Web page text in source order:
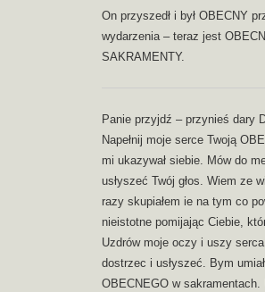
On przyszedł i był OBECNY
wydarzenia – teraz jest
SAKRAMENTY.
Panie przyjdź – przynieś dary
Napełnij moje serce Twoją
mi ukazywał siebie. Mów do
usłyszeć Twój głos. Wiem ze
razy skupiałem ie na tym co
nieistotne pomijając Ciebie,
Uzdrów moje oczy i uszy
dostrzec i usłyszeć. Bym
OBECNEGO w